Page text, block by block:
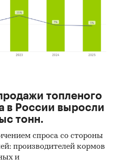
топленого
в России выросли
тонн.
спроса со стороны
производителей кормов
и